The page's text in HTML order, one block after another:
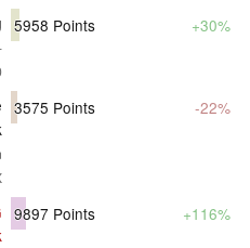
5958 Points +30%
3575 Points -22%
9897 Points +116%